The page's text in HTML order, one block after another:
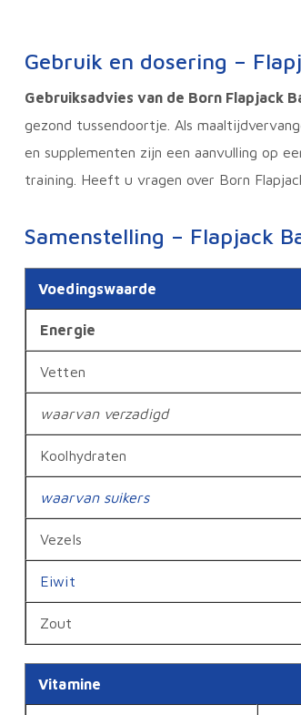
Gebruik en dosering –
Gebruiksadvies van de Born Flapjack
gezond tussendoortje. Als
en supplementen zijn een aanvulling op
training. Heeft u vragen over Born
Samenstelling – Flapjack
Voedingswaarde
Energie
Vetten
waarvan verzadigd
Koolhydraten
waarvan suikers
Vezels
Eiwit
Zout
Vitamine